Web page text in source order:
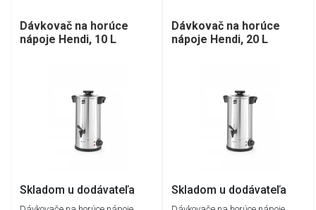
Dávkovač na horúce
nápoje Hendi, 10 L
Skladom u dodávateľa
Dávkovač na horúce
nápoje Hendi, 20 L
Skladom u dodávateľa